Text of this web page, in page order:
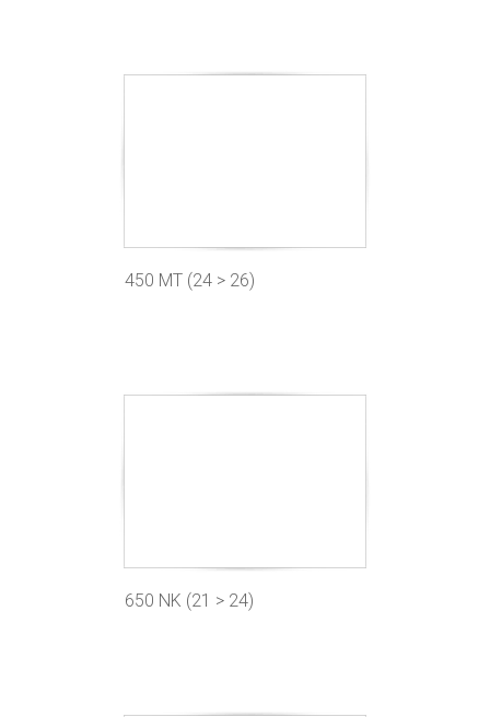
450 MT (24 > 26)
650 NK (21 > 24)